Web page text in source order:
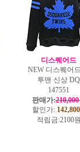
디스퀘어드
NEW 디스퀘어
투맨 신상 DQ
147551
판매가:
할인가: 142,800
적립금:2100